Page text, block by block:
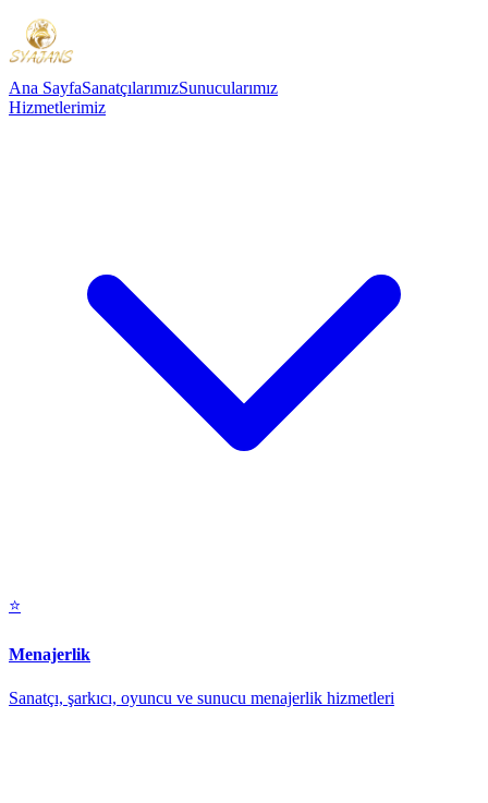
Ana SayfaSanatçılarımızSunucularımız
Hizmetlerimiz
⭐
Menajerlik
Sanatçı, şarkıcı, oyuncu ve sunucu menajerlik hizmetleri